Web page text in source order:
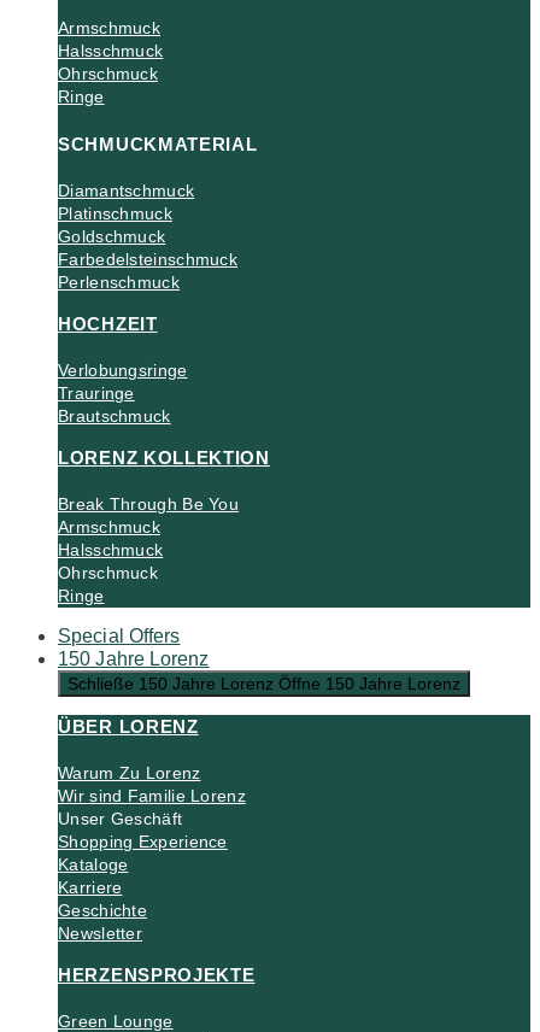
Armschmuck
Halsschmuck
Ohrschmuck
Ringe
SCHMUCKMATERIAL
Diamantschmuck
Platinschmuck
Goldschmuck
Farbedelsteinschmuck
Perlenschmuck
HOCHZEIT
Verlobungsringe
Trauringe
Brautschmuck
LORENZ KOLLEKTION
Break Through Be You
Armschmuck
Halsschmuck
Ohrschmuck
Ringe
Special Offers
150 Jahre Lorenz
Schließe 150 Jahre Lorenz Öffne 150 Jahre Lorenz
ÜBER LORENZ
Warum Zu Lorenz
Wir sind Familie Lorenz
Unser Geschäft
Shopping Experience
Kataloge
Karriere
Geschichte
Newsletter
HERZENSPROJEKTE
Green Lounge